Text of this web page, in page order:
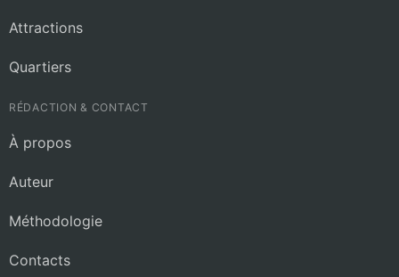
Attractions
Quartiers
RÉDACTION & CONTACT
À propos
Auteur
Méthodologie
Contacts